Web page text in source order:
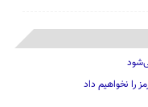
را نخواهیم داد